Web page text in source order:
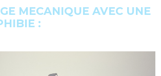
MECANIQUE AVEC UNE
: